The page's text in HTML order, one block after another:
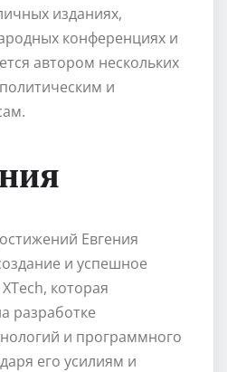
изданиях,
конференциях и
автором нескольких
и
Евгения
и успешное
которая
разработке
и программного
его усилиям и